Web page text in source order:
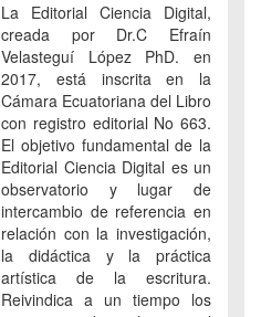
La Editorial Ciencia Digital,
creada por Dr.C Efraín
Velasteguí López PhD. en
2017, está inscrita en la
Cámara Ecuatoriana del Libro
con registro editorial No 663.
El objetivo fundamental de la
Editorial Ciencia Digital es un
observatorio y lugar de
intercambio de referencia en
relación con la investigación,
la didáctica y la práctica
artística de la escritura.
Reivindica a un tiempo los